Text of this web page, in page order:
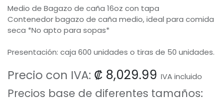
Medio de Bagazo de caña 16oz con tapa
Contenedor bagazo de caña medio, ideal para comida
seca *No apto para sopas*
Presentación: caja 600 unidades o tiras de 50 unidades.
Precio con IVA: ₡ 8,029.99 IVA incluido
Precios base de diferentes tamaños: